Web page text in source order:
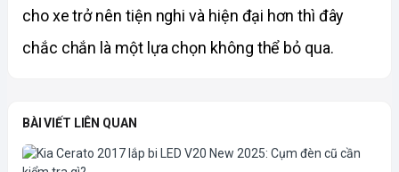
cho xe trở nên tiện nghi và hiện đại hơn thì đây
chắc chắn là một lựa chọn không thể bỏ qua.
BÀI VIẾT LIÊN QUAN